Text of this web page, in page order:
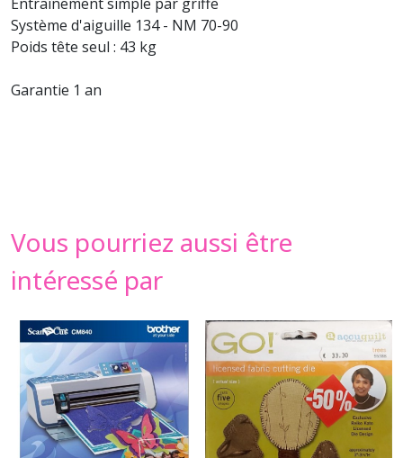
Système d'aiguille 134 - NM 70-90
Poids tête seul : 43 kg
Garantie 1 an
Vous pourriez aussi être
intéressé par